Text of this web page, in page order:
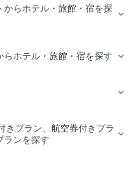
からホテル・旅館・宿を探
らホテル・旅館・宿を探す
きプラン、航空券付きプラ
ランを探す